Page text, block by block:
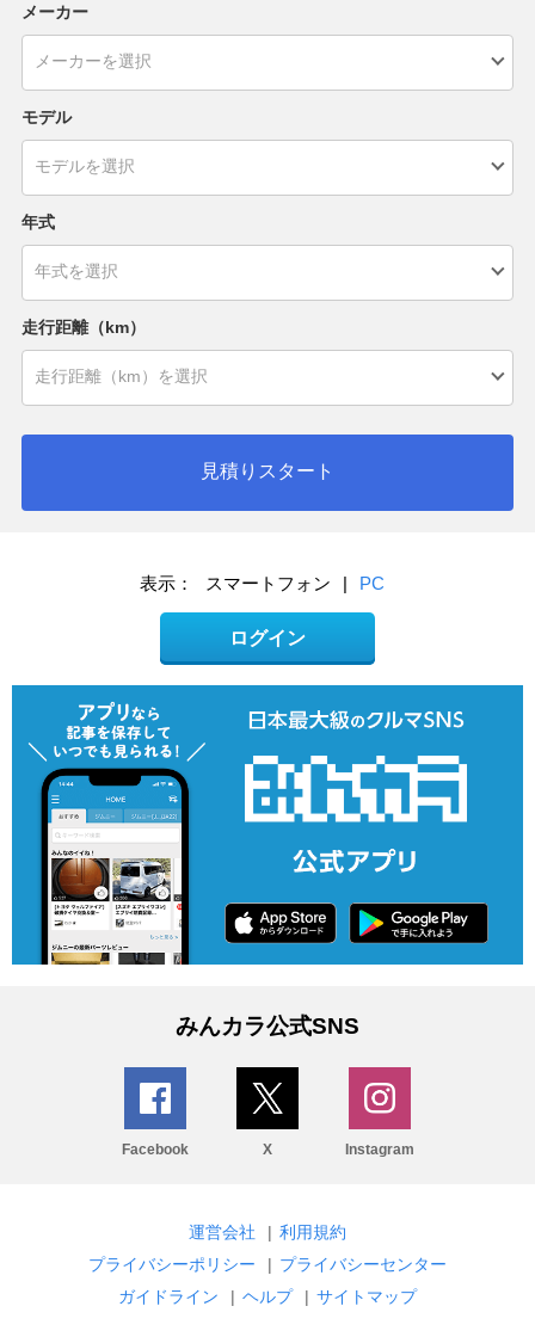
メーカー
モデル
年式
走行距離（km）
見積りスタート
表示： スマートフォン | PC
ログイン
みんカラ公式SNS
Facebook X Instagram
運営会社 | 利用規約
プライバシーポリシー
| プライバシーセンター
ガイドライン
| ヘルプ | サイトマップ